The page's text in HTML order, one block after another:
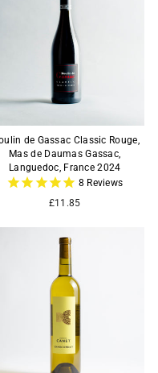
de Gassac Classic Rouge,
Mas de Daumas Gassac,
Languedoc, France 2024
8 Reviews
£11.85